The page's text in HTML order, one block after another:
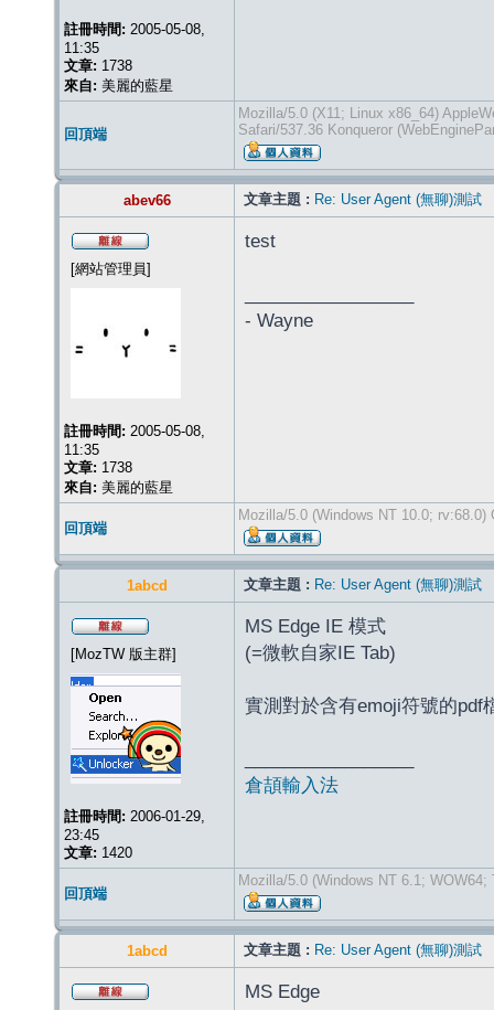
註冊時間: 2005-05-08,
11:35
文章: 1738
來自: 美麗的藍星
回頂端
Mozilla/5.0 (X11; Linux x86_64)
Safari/537.36 Konqueror
abev66 文章主題 : Re: User Agent (無聊)測試
[網站管理員]
註冊時間: 2005-05-08,
11:35
文章: 1738
來自: 美麗的藍星
test
- Wayne
回頂端
Mozilla/5.0 (Windows NT 10.0; rv:68.0)
1abcd 文章主題 : Re: User Agent (無聊)測試
[MozTW 版主群]
註冊時間: 2006-01-29,
23:45
文章: 1420
MS Edge IE 模式
(=微軟自家IE Tab)
實測對於含有emoji符號的pdf
倉頡輸入法
回頂端
Mozilla/5.0 (Windows NT 6.1;
1abcd 文章主題 : Re: User Agent (無聊)測試
MS Edge